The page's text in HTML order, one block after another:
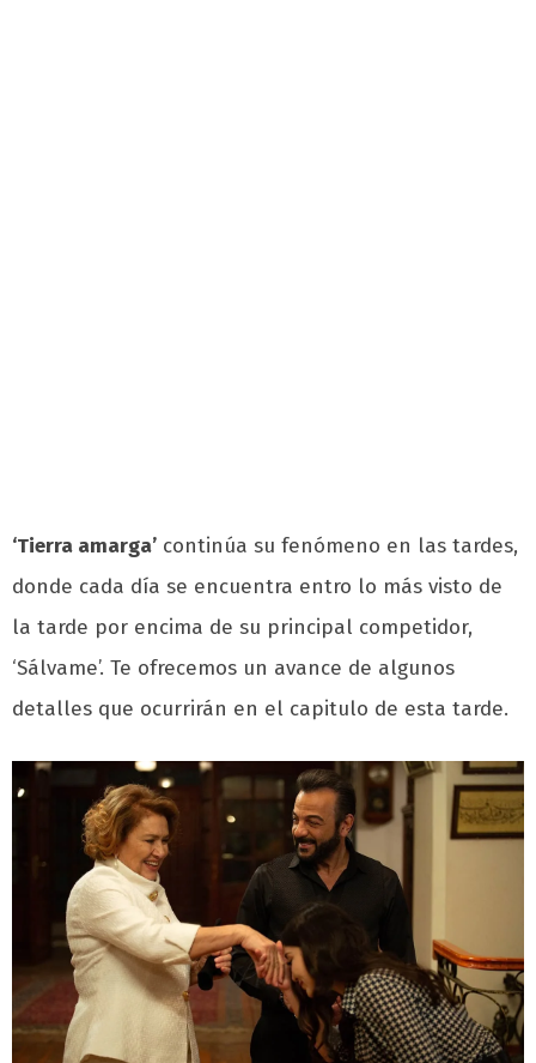
‘Tierra amarga’ continúa su fenómeno en las tardes,
donde cada día se encuentra entro lo más visto de
la tarde por encima de su principal competidor,
‘Sálvame’. Te ofrecemos un avance de algunos
detalles que ocurrirán en el capitulo de esta tarde.